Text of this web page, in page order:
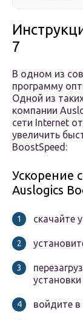
7
В одном из
программу
Одной из
компании
сети Internet
увеличить
BoostSpeed:
Ускорение
Auslogics
скачайте
войдите в